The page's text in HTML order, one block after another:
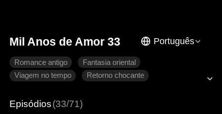
Mil Anos de Amor 33 Português
Romance antigo
Fantasia oriental
Viagem no tempo
Retorno chocante
Episódios(33/71)